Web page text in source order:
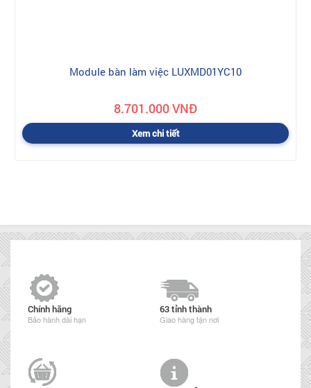
Module bàn làm việc LUXMD01YC10
8.701.000 VNĐ
Xem chi tiết
Chính hãng
Bảo hành dài hạn
63 tỉnh thành
Giao hàng tận nơi